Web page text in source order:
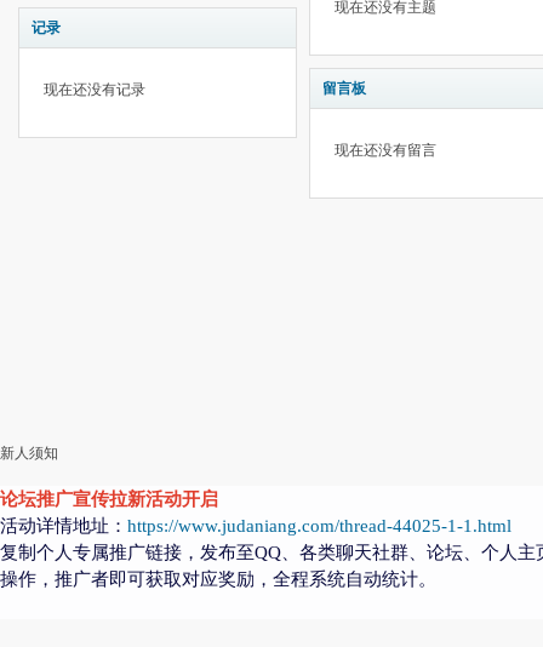
记录
现在还没有记录
现在还没有主题
留言板
现在还没有留言
新人须知
论坛推广宣传拉新活动开启
活动详情地址： https://www.judaniang.com/thread-44025-1-1.html
复制个人专属推广链接，发布至QQ、各类聊天社群、论坛、个人
操作，推广者即可获取对应奖励，全程系统自动统计。